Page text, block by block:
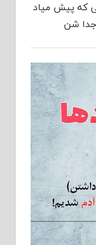
که پیش میاد
جدا شن